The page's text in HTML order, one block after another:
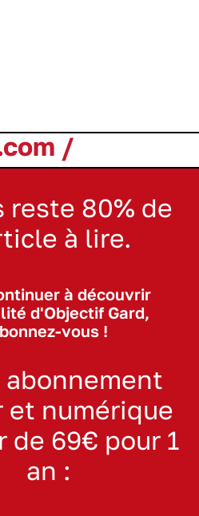
/
reste 80% de
à lire.
à découvrir
d'Objectif Gard,
vous !
abonnement
et numérique
de 69€ pour 1
an :